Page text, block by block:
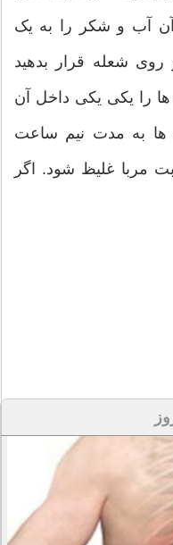
آب و شکر را به یک
روی شعله قرار بدهید
را یکی یکی داخل آن
ها به مدت نیم ساعت
مربا غلیظ شود. اگر